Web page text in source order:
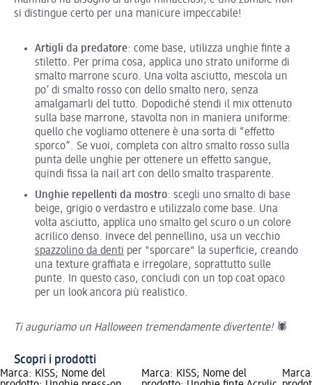
si distingue certo per una manicure impeccabile!
Artigli da predatore: come base, utilizza unghie finte a
stiletto. Per prima cosa, applica uno strato uniforme di
smalto marrone scuro. Una volta asciutto, mescola un
po’ di smalto rosso con dello smalto nero, senza
amalgamarli del tutto. Dopodiché stendi il mix ottenuto
sulla base marrone, stavolta non in maniera uniforme:
quello che vogliamo ottenere è una sorta di “effetto
sporco”. Se vuoi, completa con altro smalto rosso sulla
punta delle unghie per ottenere un effetto sangue,
quindi fissa la nail art con dello smalto trasparente.
Unghie repellenti da mostro: scegli uno smalto di base
beige, grigio o verdastro e utilizzalo come base. Una
volta asciutto, applica uno smalto gel scuro o un colore
acrilico denso. Invece del pennellino, usa un vecchio
spazzolino da denti per "sporcare" la superficie, creando
una texture graffiata e irregolare, soprattutto sulle
punte. In questo caso, concludi con un top coat opaco
per un look ancora più realistico.
Ti auguriamo un Halloween tremendamente divertente!🕷️
Scopri i prodotti
Marca: KISS; Nome del
Marca: KISS; Nome del